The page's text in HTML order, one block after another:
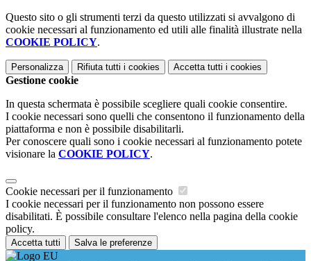
Questo sito o gli strumenti terzi da questo utilizzati si avvalgono di
cookie necessari al funzionamento ed utili alle finalità illustrate nella
COOKIE POLICY.
Personalizza Rifiuta tutti i cookies Accetta tutti i cookies
Gestione cookie
In questa schermata è possibile scegliere quali cookie consentire.
I cookie necessari sono quelli che consentono il funzionamento della
piattaforma e non è possibile disabilitarli.
Per conoscere quali sono i cookie necessari al funzionamento potete
visionare la COOKIE POLICY.
Cookie necessari per il funzionamento
I cookie necessari per il funzionamento non possono essere
disabilitati. È possibile consultare l'elenco nella pagina della cookie
policy.
Accetta tutti Salva le preferenze